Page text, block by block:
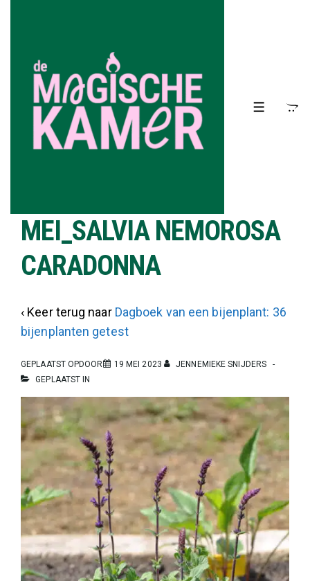
hoofdinhoud
MENU
MEI_SALVIA NEMOROSA
CARADONNA
‹ Keer terug naar Dagboek van een bijenplant: 36
bijenplanten getest
GEPLAATST OPDOOR 19 MEI 2023
JENNEMIEKE SNIJDERS
GEPLAATST IN